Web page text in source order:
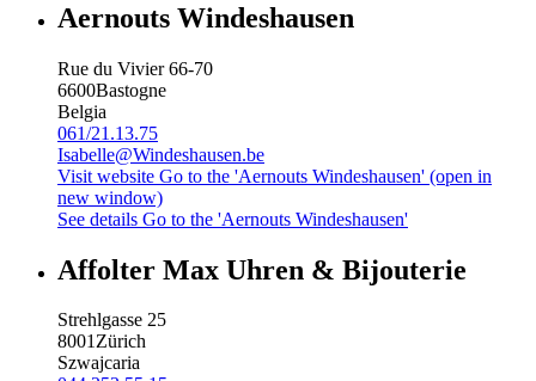
Aernouts Windeshausen
Rue du Vivier 66-70
6600Bastogne
Belgia
061/21.13.75
Isabelle@Windeshausen.be
Visit website Go to the 'Aernouts Windeshausen' (open in
new window)
See details Go to the 'Aernouts Windeshausen'
Affolter Max Uhren & Bijouterie
Strehlgasse 25
8001Zürich
Szwajcaria